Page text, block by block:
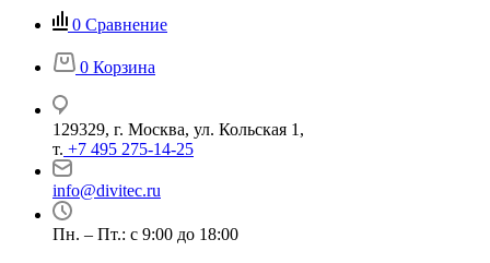
0 Сравнение
0 Корзина
129329, г. Москва, ул. Кольская 1,
т. +7 495 275-14-25
info@divitec.ru
Пн. – Пт.: с 9:00 до 18:00